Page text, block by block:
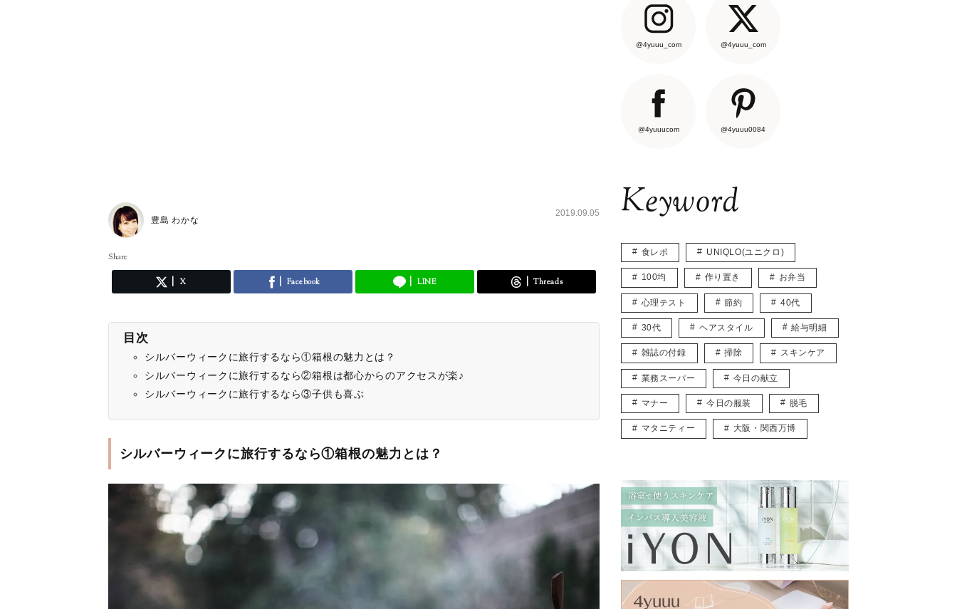
豊島 わかな
2019.09.05
Share
X Facebook LINE Threads
目次
シルバーウィークに旅行するなら①箱根の魅力とは？
シルバーウィークに旅行するなら②箱根は都心からのアクセスが楽♪
シルバーウィークに旅行するなら③子供も喜ぶ
シルバーウィークに旅行するなら①箱根の魅力とは？
@4yuuu_com @4yuuu_com
@4yuuucom @4yuuu0084
Keyword
食レポ UNIQLO(ユニクロ)
100均 作り置き お弁当
心理テスト 節約 40代
30代 ヘアスタイル 給与明細
雑誌の付録 掃除 スキンケア
業務スーパー 今日の献立
マナー 今日の服装 脱毛
マタニティー 大阪・関西万博